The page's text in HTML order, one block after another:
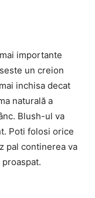
importante
un creion
inchisa decat
naturală a
Blush-ul va
Poti folosi orice
pal continerea va